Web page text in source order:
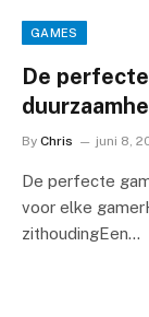
GAMES
De
By Chris juni 8,
De perfecte
voor elke
zithoudingEen…